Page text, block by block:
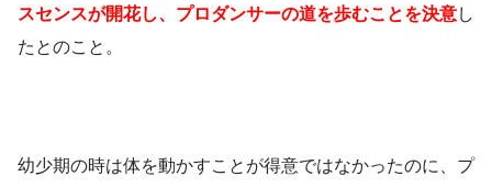
スセンスが開花し、プロダンサーの道を歩むことを決意し
たとのこと。
幼少期の時は体を動かすことが得意ではなかったのに、プ